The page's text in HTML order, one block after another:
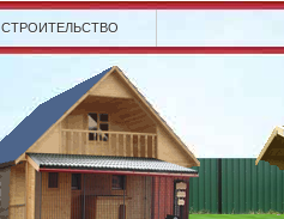
СТРОИТЕЛЬСТВО